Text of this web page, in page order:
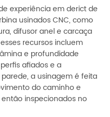
experiência em derict de
usinados CNC, como
difusor anel e carcaça
recursos incluem
e profundidade
afiados e a
a usinagem é feita
do caminho e
inspecionados no